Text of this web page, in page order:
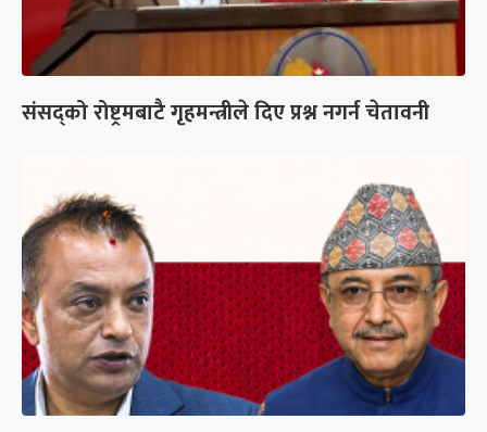
संसद्को रोष्ट्रमबाटै गृहमन्त्रीले दिए प्रश्न नगर्न चेतावनी